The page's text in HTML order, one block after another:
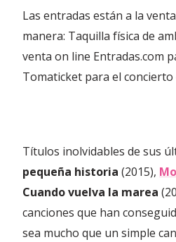
Las entradas están a la
manera: Taquilla física de
venta on line Entradas.com
Tomaticket para el
Títulos inolvidables de sus
pequeña historia (2015),
Cuando vuelva la marea
canciones que han
sea mucho que un simple